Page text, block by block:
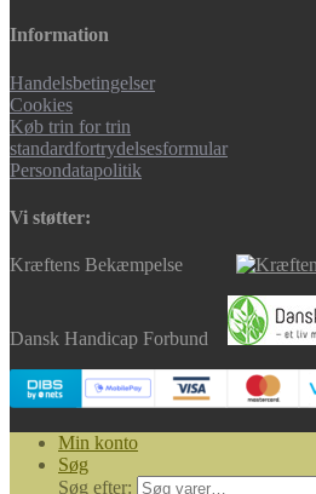
Information
Handelsbetingelser
Cookies
Køb trin for trin
standardfortrydelsesformular
Persondatapolitik
Vi støtter:
Kræftens Bekæmpelse
Dansk Handicap Forbund
Min konto
Søg
Søg efter: